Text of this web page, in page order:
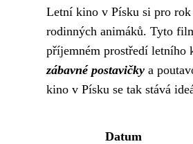
Letní kino v Písku si pro
rodinných animáků. Tyto
příjemném prostředí letního
zábavné postavičky a
kino v Písku se tak stává
Datum